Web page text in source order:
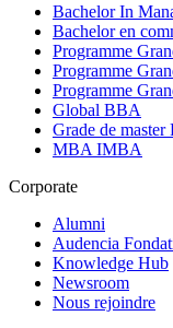
Bachelor In
Bachelor en
Programme
Programme
Programme
Global BBA
Grade de master
MBA IMBA
Corporate
Alumni
Audencia
Knowledge Hub
Newsroom
Nous rejoindre